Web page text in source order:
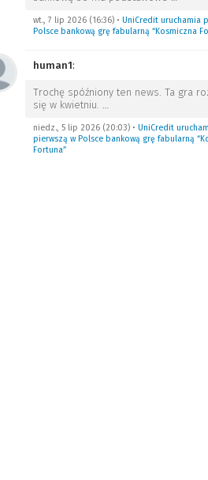
wt., 7 lip 2026 (16:36)• UniCredit uruchamia
Polsce bankową grę fabularną “Kosmiczna
human1:
Trochę spóźniony ten news. Ta gra
się w kwietniu. …
niedz., 5 lip 2026 (20:03)• UniCredit
pierwszą w Polsce bankową grę fabularną
Fortuna”